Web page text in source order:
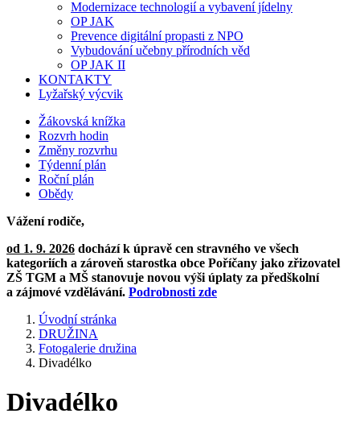
Modernizace technologií a vybavení jídelny
OP JAK
Prevence digitální propasti z NPO
Vybudování učebny přírodních věd
OP JAK II
KONTAKTY
Lyžařský výcvik
Žákovská knížka
Rozvrh hodin
Změny rozvrhu
Týdenní plán
Roční plán
Obědy
Vážení rodiče,
od 1. 9. 2026 dochází k úpravě cen stravného ve všech
kategoriích a zároveň starostka obce Poříčany jako zřizovatel
ZŠ TGM a MŠ stanovuje novou výši úplaty za předškolní
a zájmové vzdělávání. Podrobnosti zde
Úvodní stránka
DRUŽINA
Fotogalerie družina
Divadélko
Divadélko